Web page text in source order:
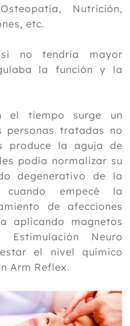
Nutrición,
etc.
si no tendría mayor
la función y la
el tiempo surge un
personas tratadas no
produce la aguja de
podía normalizar su
degenerativo de la
cuando empecé la
de afecciones
aplicando magnetos
Neuro
el nivel químico
Arm Reflex.